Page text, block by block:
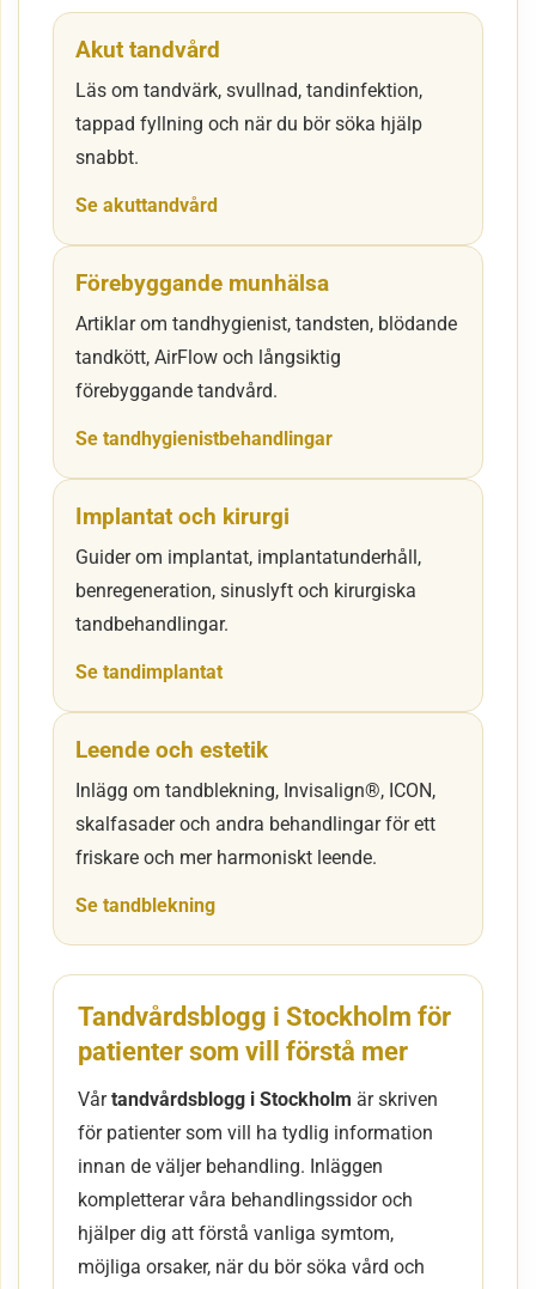
Akut tandvård
Läs om tandvärk, svullnad, tandinfektion,
tappad fyllning och när du bör söka hjälp
snabbt.
Se akuttandvård
Förebyggande munhälsa
Artiklar om tandhygienist, tandsten, blödande
tandkött, AirFlow och långsiktig
förebyggande tandvård.
Se tandhygienistbehandlingar
Implantat och kirurgi
Guider om implantat, implantatunderhåll,
benregeneration, sinuslyft och kirurgiska
tandbehandlingar.
Se tandimplantat
Leende och estetik
Inlägg om tandblekning, Invisalign®, ICON,
skalfasader och andra behandlingar för ett
friskare och mer harmoniskt leende.
Se tandblekning
Tandvårdsblogg i Stockholm för
patienter som vill förstå mer
Vårtandvårdsblogg i Stockholm är skriven
för patienter som vill ha tydlig information
innan de väljer behandling. Inläggen
kompletterar våra behandlingssidor och
hjälper dig att förstå vanliga symtom,
möjliga orsaker, när du bör söka vård och